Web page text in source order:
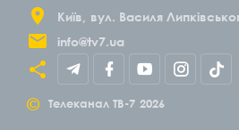
Київ
вул. Василя
info@tv7.ua
© Телеканал ТВ-7 2026